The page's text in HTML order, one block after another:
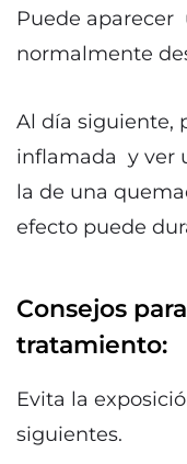
Puede
normalmente
Al día siguiente,
inflamada y ver
la de una
efecto puede
Consejos
tratamiento:
Evita la
siguientes.